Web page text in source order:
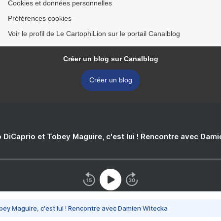
Cookies et données personnelles
Préférences cookies
Voir le profil de Le CartophiLion sur le portail Canalblog
Créer un blog sur Canalblog
Créer un blog
DiCaprio et Tobey Maguire, c'est lui ! Rencontre avec
Maguire, c'est lui ! Rencontre avec Damien Witecka